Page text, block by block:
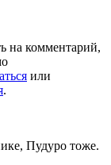
на комментарий,
или
.
Пудуро тоже.